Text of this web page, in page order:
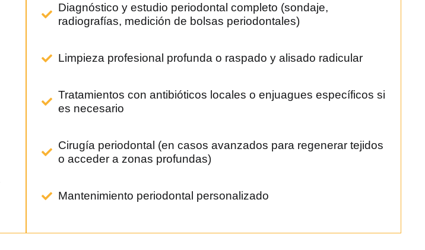
Diagnóstico y estudio periodontal completo (sondaje,
radiografías, medición de bolsas periodontales)
Limpieza profesional profunda o raspado y alisado radicular
Tratamientos con antibióticos locales o enjuagues específicos si
es necesario
Cirugía periodontal (en casos avanzados para regenerar tejidos
o acceder a zonas profundas)
Mantenimiento periodontal personalizado